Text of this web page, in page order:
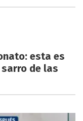
esta es
sarro de las